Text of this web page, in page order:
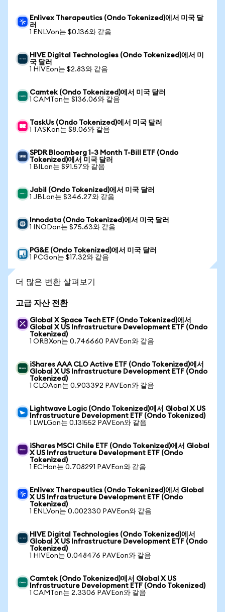
Enlivex Therapeutics (Ondo Tokenized)에서 미국 달
러
1 ENLVon는 $0.136와 같음
HIVE Digital Technologies (Ondo Tokenized)에서 미
국 달러
1 HIVEon는 $2.83와 같음
Camtek (Ondo Tokenized)에서 미국 달러
1 CAMTon는 $136.06와 같음
TaskUs (Ondo Tokenized)에서 미국 달러
1 TASKon는 $8.06와 같음
SPDR Bloomberg 1-3 Month T-Bill ETF (Ondo
Tokenized)에서 미국 달러
1 BILon는 $91.57와 같음
Jabil (Ondo Tokenized)에서 미국 달러
1 JBLon는 $346.27와 같음
Innodata (Ondo Tokenized)에서 미국 달러
1 INODon는 $75.63와 같음
PG&E (Ondo Tokenized)에서 미국 달러
1 PCGon는 $17.32와 같음
더 많은 변환 살펴보기
고급 자산 전환
Global X Space Tech ETF (Ondo Tokenized)에서
Global X US Infrastructure Development ETF (Ondo
Tokenized)
1 ORBXon는 0.746660 PAVEon와 같음
iShares AAA CLO Active ETF (Ondo Tokenized)에서
Global X US Infrastructure Development ETF (Ondo
Tokenized)
1 CLOAon는 0.903392 PAVEon와 같음
Lightwave Logic (Ondo Tokenized)에서 Global X US
Infrastructure Development ETF (Ondo Tokenized)
1 LWLGon는 0.131552 PAVEon와 같음
iShares MSCI Chile ETF (Ondo Tokenized)에서 Global
X US Infrastructure Development ETF (Ondo
Tokenized)
1 ECHon는 0.708291 PAVEon와 같음
Enlivex Therapeutics (Ondo Tokenized)에서 Global
X US Infrastructure Development ETF (Ondo
Tokenized)
1 ENLVon는 0.002330 PAVEon와 같음
HIVE Digital Technologies (Ondo Tokenized)에서
Global X US Infrastructure Development ETF (Ondo
Tokenized)
1 HIVEon는 0.048476 PAVEon와 같음
Camtek (Ondo Tokenized)에서 Global X US
Infrastructure Development ETF (Ondo Tokenized)
1 CAMTon는 2.3306 PAVEon와 같음